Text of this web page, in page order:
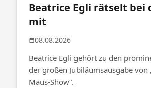
Beatrice Egli rätselt bei
mit
08.08.2026
Beatrice Egli gehört zu den
der großen Jubiläumsausgabe von
Maus-Show“.